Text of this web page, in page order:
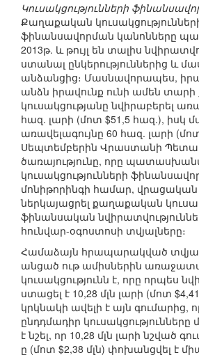
Կուսակցությունների
Քաղաքական
ֆինանսավորման կանոնները
2013թ. և թույլ են տալիս
ստանալ ընկերություններից և
անձանցից։ Մասնավորապես,
անձն իրավունք ունի ամեն
կուսակցությանը նվիրաբերել
հազ. լարի (մոտ $51,5 հազ.), իսկ
առավելագույնը 60 հազ. լարի
Սեպտեմբերին Վրաստանի
ծառայությունը, որը
կուսակցությունների
մոնիթորինգի համար, վրացական
ներկայացրել քաղաքական
ֆինանսական
հունվար-օգոստոսի տվյալները։
Համաձայն հրապարակված
անցած ութ ամիսներին
կուսակցությունն է, որը որպես
ստացել է 10,28 մլն լարի (մոտ
կրկնակի ավելի է այն գումարից,
ընդդմադիր
է նշել, որ 10,28 մլն լարի նշված
ը (մոտ $2,38 մլն) փոխանցվել է